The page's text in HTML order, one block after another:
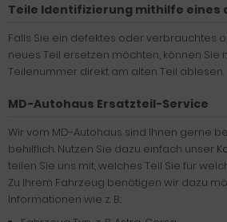
Teile Identifizierung mithilfe eines
Falls Sie ein defektes oder verbrauchtes
neues Teil ersetzen möchten, können Sie
Teilenummer direkt am alten Teil ablesen.
MD-Autohaus Ersatzteil-Service
Wir vom MD-Autohaus sind Ihnen gerne
behilflich. Nutzen Sie dazu einfach unser
teilen Sie uns mit, welches Teil Sie für
Zu Ihrem Fahrzeug benötigen wir dazu
Informationen wie z. B.: